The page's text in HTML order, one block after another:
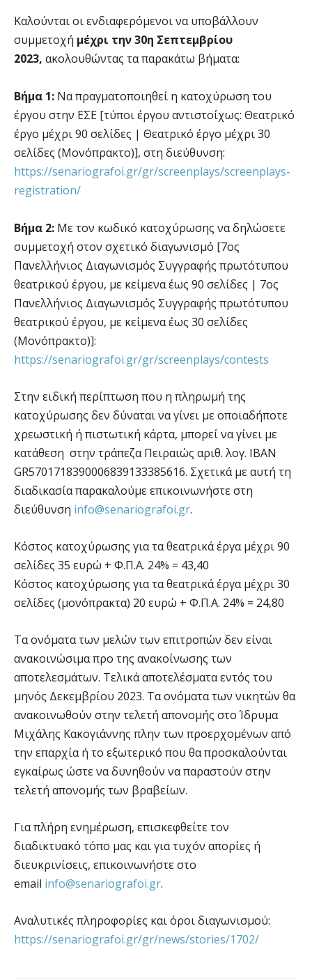
Καλούνται οι ενδιαφερόμενοι να υποβάλλουν
συμμετοχή μέχρι την 30η Σεπτεμβρίου
2023, ακολουθώντας τα παρακάτω βήματα:
Βήμα 1: Να πραγματοποιηθεί η κατοχύρωση του
έργου στην ΕΣΕ [τύποι έργου αντιστοίχως: Θεατρικό
έργο μέχρι 90 σελίδες | Θεατρικό έργο μέχρι 30
σελίδες (Μονόπρακτο)], στη διεύθυνση:
https://senariografoi.gr/gr/screenplays/screenplays-
registration/
Βήμα 2: Με τον κωδικό κατοχύρωσης να δηλώσετε
συμμετοχή στον σχετικό διαγωνισμό [7ος
Πανελλήνιος Διαγωνισμός Συγγραφής πρωτότυπου
θεατρικού έργου, με κείμενα έως 90 σελίδες | 7ος
Πανελλήνιος Διαγωνισμός Συγγραφής πρωτότυπου
θεατρικού έργου, με κείμενα έως 30 σελίδες
(Μονόπρακτο)]:
https://senariografoi.gr/gr/screenplays/contests
Στην ειδική περίπτωση που η πληρωμή της
κατοχύρωσης δεν δύναται να γίνει με οποιαδήποτε
χρεωστική ή πιστωτική κάρτα, μπορεί να γίνει με
κατάθεση στην τράπεζα Πειραιώς αριθ. λογ. IBAN
GR5701718390006839133385616. Σχετικά με αυτή τη
διαδικασία παρακαλούμε επικοινωνήστε στη
διεύθυνση info@senariografoi.gr.
Κόστος κατοχύρωσης για τα θεατρικά έργα μέχρι 90
σελίδες 35 ευρώ + Φ.Π.Α. 24% = 43,40
Κόστος κατοχύρωσης για τα θεατρικά έργα μέχρι 30
σελίδες (μονόπρακτα) 20 ευρώ + Φ.Π.Α. 24% = 24,80
Τα ονόματα των μελών των επιτροπών δεν είναι
ανακοινώσιμα προ της ανακοίνωσης των
αποτελεσμάτων. Τελικά αποτελέσματα εντός του
μηνός Δεκεμβρίου 2023. Τα ονόματα των νικητών θα
ανακοινωθούν στην τελετή απονομής στο Ίδρυμα
Μιχάλης Κακογιάννης πλην των προερχομένων από
την επαρχία ή το εξωτερικό που θα προσκαλούνται
εγκαίρως ώστε να δυνηθούν να παραστούν στην
τελετή απονομής των βραβείων.
Για πλήρη ενημέρωση, επισκεφθείτε τον
διαδικτυακό τόπο μας και για τυχόν απορίες ή
διευκρινίσεις, επικοινωνήστε στο
email info@senariografoi.gr.
Αναλυτικές πληροφορίες και όροι διαγωνισμού:
https://senariografoi.gr/gr/news/stories/1702/